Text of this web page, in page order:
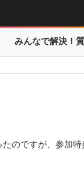
みんなで解決！
のですが、参加